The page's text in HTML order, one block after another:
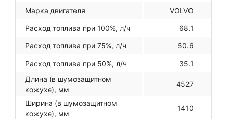
Марка двигателя VOLVO
Расход топлива при 100%, л/ч 68.1
Расход топлива при 75%, л/ч 50.6
Расход топлива при 50%, л/ч
35.1
Длина (в шумозащитном
кожухе), мм
4527
Ширина (в шумозащитном
кожухе), мм
1410